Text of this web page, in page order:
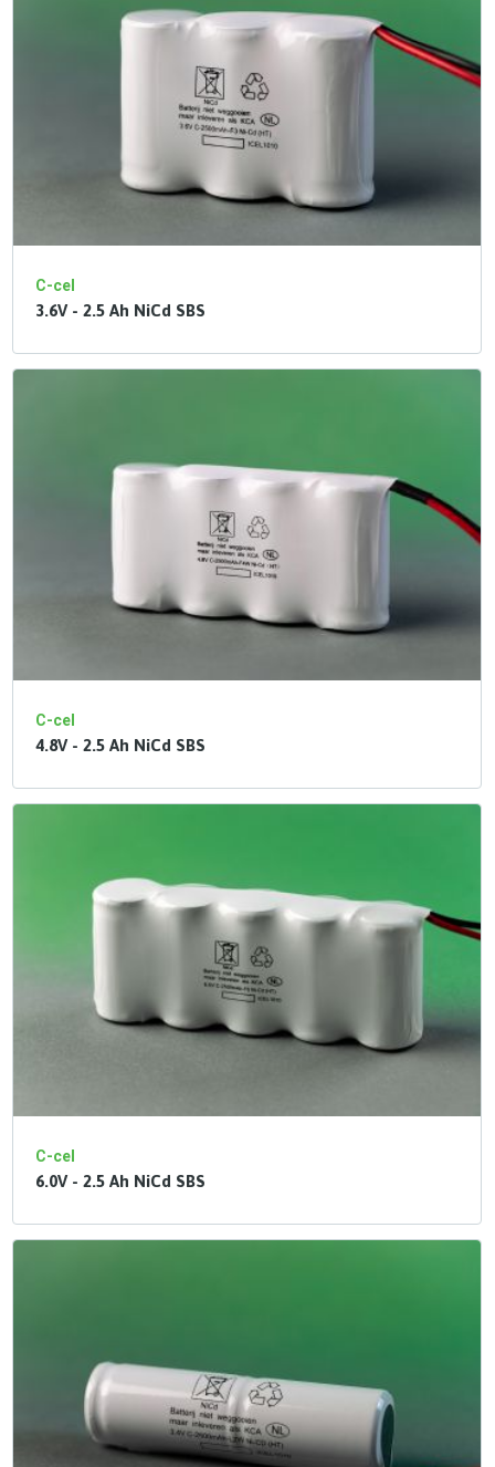
C-cel
3.6V - 2.5 Ah NiCd SBS
C-cel
4.8V - 2.5 Ah NiCd SBS
C-cel
6.0V - 2.5 Ah NiCd SBS